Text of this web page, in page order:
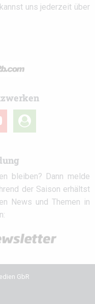
uns jederzeit über
user-
circle
bleiben? Dann melde
der Saison erhältst
News und Themen in
GbR